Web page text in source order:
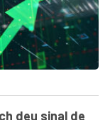
deu sinal de